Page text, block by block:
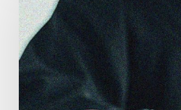
devant
le
Sénat
au
sujet
du